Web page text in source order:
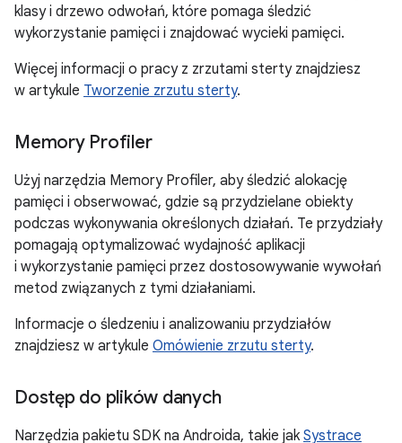
klasy i drzewo odwołań, które pomaga śledzić
wykorzystanie pamięci i znajdować wycieki pamięci.
Więcej informacji o pracy z zrzutami sterty znajdziesz
w artykule Tworzenie zrzutu sterty.
Memory Profiler
Użyj narzędzia Memory Profiler, aby śledzić alokację
pamięci i obserwować, gdzie są przydzielane obiekty
podczas wykonywania określonych działań. Te przydziały
pomagają optymalizować wydajność aplikacji
i wykorzystanie pamięci przez dostosowywanie wywołań
metod związanych z tymi działaniami.
Informacje o śledzeniu i analizowaniu przydziałów
znajdziesz w artykule Omówienie zrzutu sterty.
Dostęp do plików danych
Narzędzia pakietu SDK na Androida, takie jak Systrace